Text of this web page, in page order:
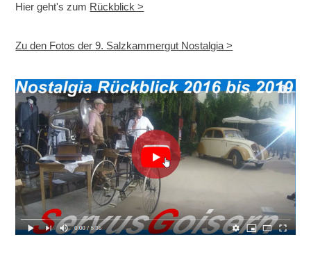
Hier geht's zum Rückblick >
Zu den Fotos der 9. Salzkammergut Nostalgia >